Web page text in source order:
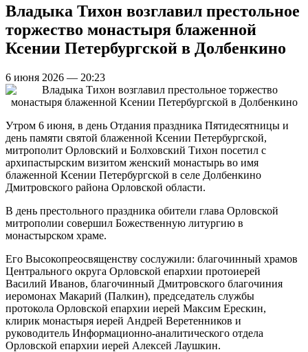
Владыка Тихон возглавил престольное
торжество монастыря блаженной
Ксении Петербургской в Долбенкино
6 июня 2026 — 20:23
Утром 6 июня, в день Отдания праздника Пятидесятницы и
день памяти святой блаженной Ксении Петербургской,
митрополит Орловский и Болховский Тихон посетил с
архипастырским визитом женский монастырь во имя
блаженной Ксении Петербургской в селе Долбенкино
Дмитровского района Орловской области.
В день престольного праздника обители глава Орловской
митрополии совершил Божественную литургию в
монастырском храме.
Его Высокопреосвященству сослужили: благочинный храмов
Центрального округа Орловской епархии протоиерей
Василий Иванов, благочинный Дмитровского благочиния
иеромонах Макарий (Палкин), председатель службы
протокола Орловской епархии иерей Максим Ерескин,
клирик монастыря иерей Андрей Веретенников и
руководитель Информационно-аналитического отдела
Орловской епархии иерей Алексей Лаушкин.